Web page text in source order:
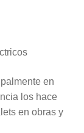
en
los hace
en obras y